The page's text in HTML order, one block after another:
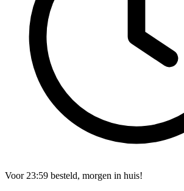
Voor 23:59 besteld, morgen in huis!